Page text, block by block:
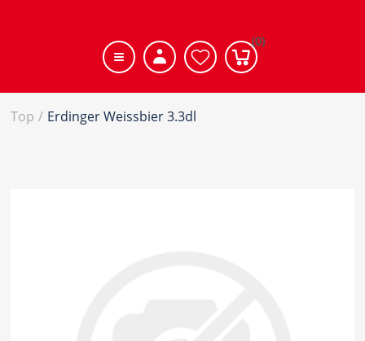
(0)
Top / Erdinger Weissbier 3.3dl